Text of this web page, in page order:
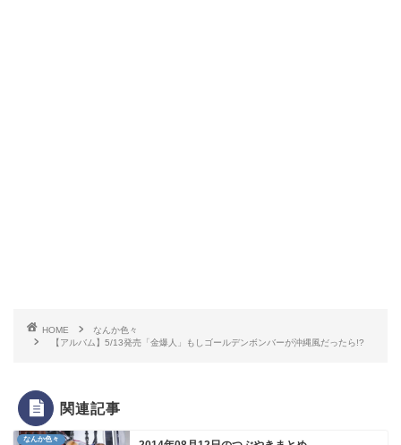
HOME
なんか色々
【アルバム】5/13発売「金爆人」もしゴールデンボンバーが沖縄風だったら!?
関連記事
なんか色々